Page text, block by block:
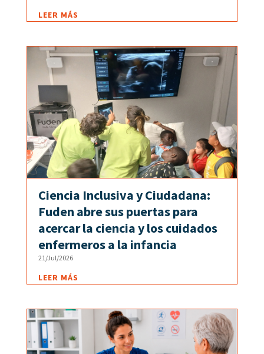
LEER MÁS
Ciencia Inclusiva y Ciudadana:
Fuden abre sus puertas para
acercar la ciencia y los cuidados
enfermeros a la infancia
21/Jul/2026
LEER MÁS